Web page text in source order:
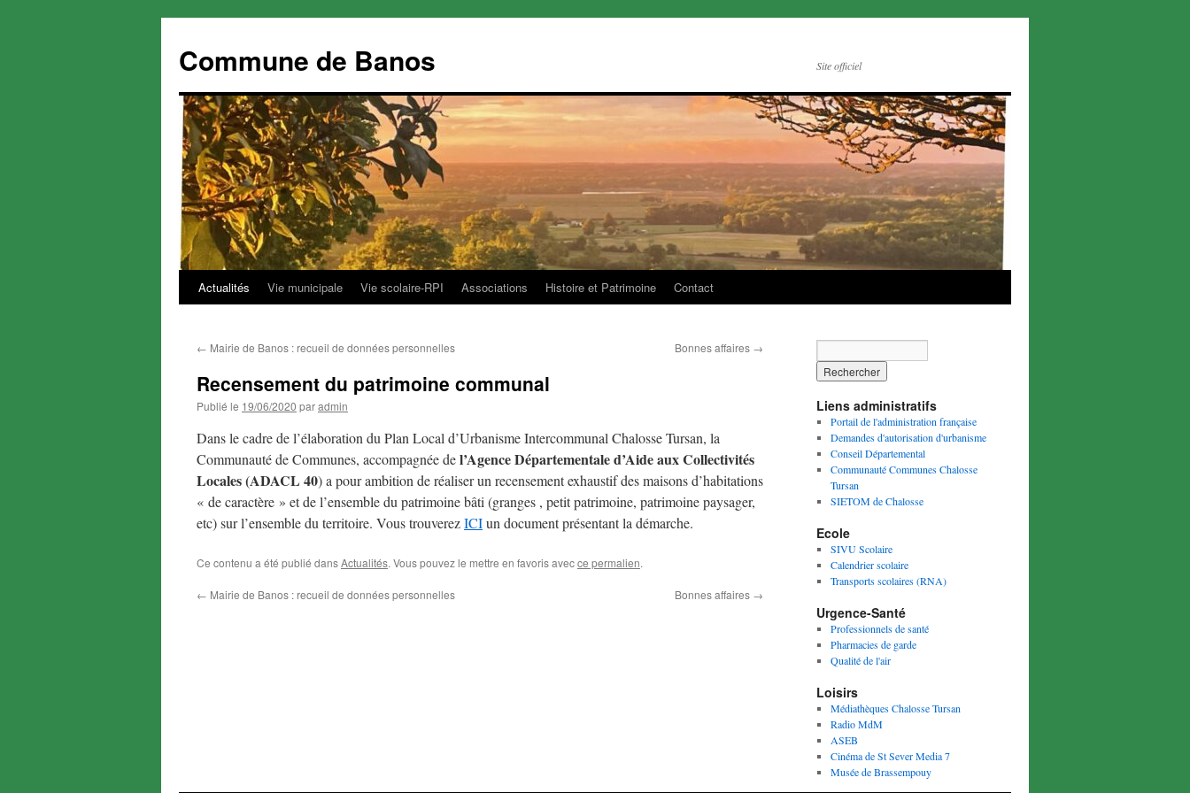
Commune de Banos Site officiel
Aller
contenu
Actualités Vie municipale Vie scolaire-RPI Associations Histoire et Patrimoine Contact
← Mairie de Banos : recueil de données personnelles Bonnes affaires →
Recensement du patrimoine communal
Publié le 19/06/2020 paradmin
Dans le cadre de l’élaboration du Plan Local d’Urbanisme Intercommunal Chalosse Tursan, la
Communauté de Communes, accompagnée del’Agence Départementale d’Aide aux Collectivités
Locales (ADACL 40) a pour ambition de réaliser un recensement exhaustif des maisons d’habitations
« de caractère » et de l’ensemble du patrimoine bâti (granges , petit patrimoine, patrimoine paysager,
etc) sur l’ensemble du territoire. Vous trouverezICIun document présentant la démarche.
Ce contenu a été publié dansActualités. Vous pouvez le mettre en favoris avecce permalien.
← Mairie de Banos : recueil de données personnelles Bonnes affaires →
Liens administratifs
Portail de l'administration française
Demandes d'autorisation d'urbanisme
Conseil Départemental
Communauté Communes Chalosse
Tursan
SIETOM de Chalosse
Ecole
SIVU Scolaire
Calendrier scolaire
Transports scolaires (RNA)
Urgence-Santé
Professionnels de santé
Pharmacies de garde
Qualité de l'air
Loisirs
Médiathèques Chalosse Tursan
Radio MdM
ASEB
Cinéma de St Sever Media 7
Musée de Brassempouy